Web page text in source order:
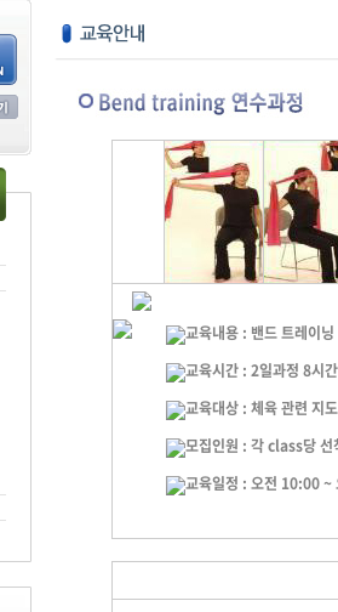
교육내용 : 밴드 트레이
교육시간 : 2일과정 8시
교육대상 : 체육 관련 지
모집인원 : 각 class당 선
교육일정 : 오전 10:00